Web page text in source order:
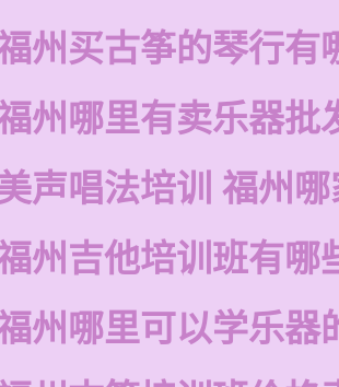
州买古筝的琴行有
州哪里有卖乐器批
声唱法培训 福州
州吉他培训班有哪
州哪里可以学乐器